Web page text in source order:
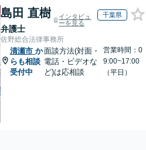
島田 直樹
弁護士
インタビュ
ーを見る
千葉県
佐野総合法律事務所
清瀬市 か
らも相談
受付中
面談方法(対面・
電話・ビデオな
ど)は応相談
営業時間：0
9:00~17:00
（平日）